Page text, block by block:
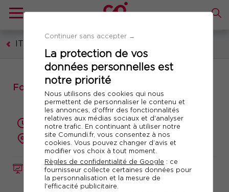
Continuer sans accepter →
La protection de vos
données personnelles est
notre priorité
Nous utilisons des cookies qui nous
permettent de personnaliser le contenu et
les annonces, d'offrir des fonctionnalités
relatives aux médias sociaux et d'analyser
notre trafic. En continuant à utiliser notre
site Comundi.fr, vous consentez à nos
cookies. Vous pouvez changer d’avis et
modifier vos choix à tout moment.
Règles de confidentialité de Google : ce
fournisseur collecte certaines données pour
la personnalisation et la mesure de
l'efficacité publicitaire.
IT - Technologies numériques
FORMATION Réf. 12761
Télécharger le programme
Formation : Microsoft Teams – L’essentiel
1 jour (7 heures)
présentiel ou à distance